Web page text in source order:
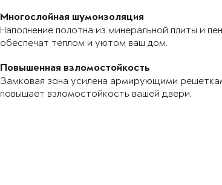
Многослойная шумоизоляция
Наполнение полотна из минеральной плиты и
обеспечат теплом и уютом ваш дом.
Повышенная взломостойкость
Замковая зона усилена армирующими
повышает взломостойкость вашей двери.